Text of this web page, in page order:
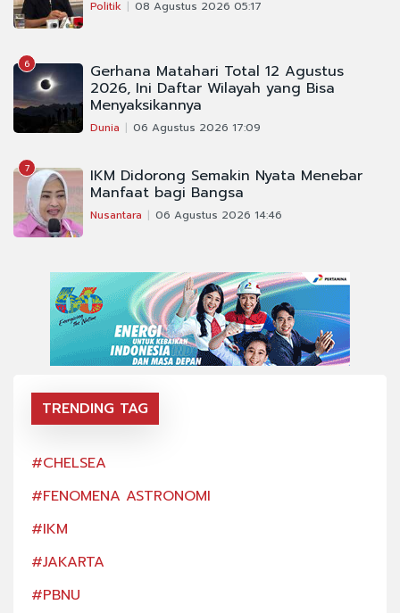
Politik 08 Agustus 2026 05:17
6 Gerhana Matahari Total 12 Agustus
2026, Ini Daftar Wilayah yang Bisa
Menyaksikannya
Dunia 06 Agustus 2026 17:09
7 IKM Didorong Semakin Nyata Menebar
Manfaat bagi Bangsa
Nusantara 06 Agustus 2026 14:46
TRENDING TAG
#CHELSEA
#FENOMENA ASTRONOMI
#IKM
#JAKARTA
#PBNU